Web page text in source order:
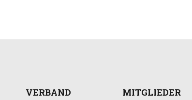
VERBAND MITGLIEDER